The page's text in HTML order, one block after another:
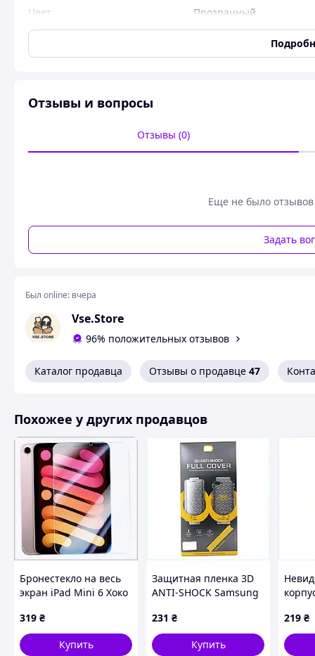
Цвет
Прозрачный
Материал
Гидрогель
Модель телефона
Samsung Galaxy A41
Совместимость с
Пользовательские характеристики
Гидрогелевая защитная пленка Samsung Galaxy
Отзывы и вопросы
Отзывы (0)
Еще не было отзывов
Задать
Был online: вчера
Vse.Store
96% положительных отзывов
Каталог продавца Отзывы о продавце 47
Похожее у других продавцов
Бронестекло на весь
экран iPad Mini 6 Хоко
319 ₴
Купить
Защитная пленка 3D
ANTI-SHOCK Samsung
231 ₴
Купить
219 ₴